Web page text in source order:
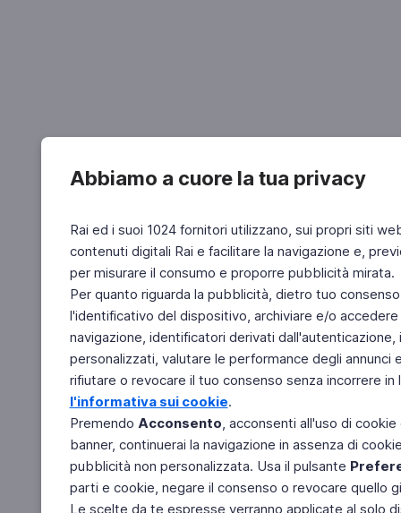
Abbiamo a cuore la tua privacy
Rai ed i suoi 1024 fornitori utilizzano, sui propri siti
contenuti digitali Rai e facilitare la navigazione e,
per misurare il consumo e proporre pubblicità mirata.
Per quanto riguarda la pubblicità, dietro tuo
l'identificativo del dispositivo, archiviare e/o
navigazione, identificatori derivati
personalizzati, valutare le performance degli
rifiutare o revocare il tuo consenso senza incorrere
l'informativa sui cookie.
Premendo Acconsento, acconsenti all'uso di
banner, continuerai la navigazione in assenza di
pubblicità non personalizzata. Usa il pulsante
parti e cookie, negare il consenso o revocare quello
Le scelte da te espresse verranno applicate al solo